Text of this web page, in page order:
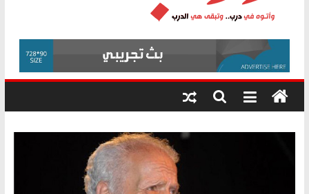
الشركة المنفذة
فرحات سليمان يكتب: القطاع الصحي إلى
حزب التحالف الشعبي يطلق لجنة “الحق
في الصحة” بالإسكندرية لرصد الانتهاكات
ودعم المرضى
صور .. اعتماد الرسومات النهائية للقرار
الوزاري لمدينة الصحفيين.. وانتهاء أعمال
درب
وأتوه
درب..
وتبقى
هي